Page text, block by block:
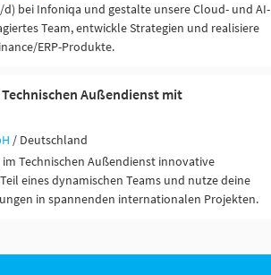
d) bei Infoniqa und gestalte unsere Cloud- und AI-
Team, entwickle Strategien und realisiere
ERP-Produkte.
Außendienst mit
/ Deutschland
Technischen Außendienst innovative
eines dynamischen Teams und nutze deine
in spannenden internationalen Projekten.